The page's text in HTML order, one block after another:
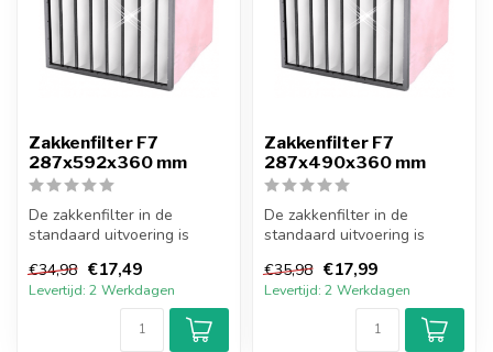
Zakkenfilter F7
287x592x360 mm
De zakkenfilter in de
standaard uitvoering is
behuizing...
€34,98 €17,49
Levertijd: 2 Werkdagen
Zakkenfilter F7
287x490x360 mm
De zakkenfilter in de
standaard uitvoering is
behuizing...
€35,98 €17,99
Levertijd: 2 Werkdagen